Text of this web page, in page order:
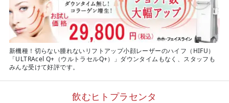
新機種！切らない腫れないリフトアップ小顔レーザーのハイフ（HIFU）
「ULTRAcel Q+（ウルトラセルQ+）」ダウンタイムもなく、スタッフも
みんな受けて好評です。
飲むヒトプラセンタ